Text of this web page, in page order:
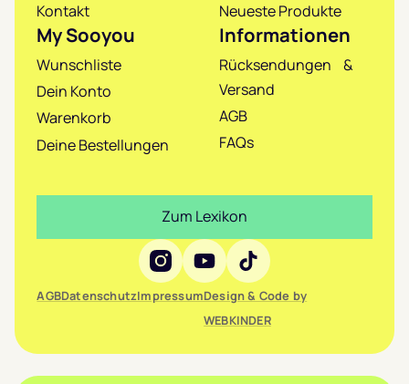
Kontakt
Neueste Produkte
My Sooyou
Wunschliste
Dein Konto
Warenkorb
Deine Bestellungen
Informationen
Rücksendungen &
Versand
AGB
FAQs
Social Media
AGBDatenschutzImpressumDesign & Code by
WEBKINDER
Zum Lexikon